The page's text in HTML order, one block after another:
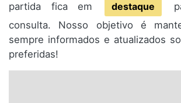
partida fica em
destaque
consulta. Nosso objetivo é
sempre informados e atualizados
preferidas!